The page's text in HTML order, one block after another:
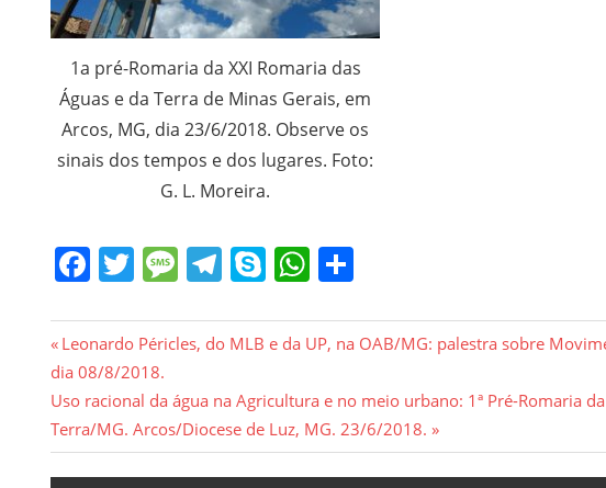
1a pré-Romaria da XXI Romaria das
Águas e da Terra de Minas Gerais, em
Arcos, MG, dia 23/6/2018. Observe os
sinais dos tempos e dos lugares. Foto:
G. L. Moreira.
Facebook
Twitter
Message
Telegram
SkypeWhatsApp
Navegação
de
Post
Previous
Post:
Leonardo Péricles, do MLB e da UP, na OAB/MG: palestra sobre
dia 08/8/2018.
Next
Post:
Uso racional da água na Agricultura e no meio urbano: 1ª Pré-Romaria
Terra/MG. Arcos/Diocese de Luz, MG. 23/6/2018.